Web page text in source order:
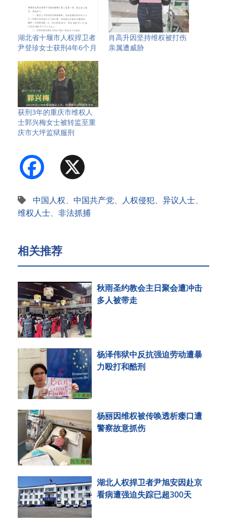
湖北省十堰市人权捍卫者
尹登珍女士获刑4年6个月
肖高升因坚持维权被打伤
亲属遭威胁
获刑3年的重庆市维权人
士郭兴梅女士被转监至重
庆市大坪监狱服刑
Facebook
中国人权、 中国共产党、 人权侵犯、 异议人士、
维权人士、 非法抓捕
相关推荐
秋雨圣约教会主日聚会遭冲击
多人被带走
杨泽伟狱中反抗强迫劳动遭暴
力殴打和酷刑
杨丽因维权被传唤透析瘘口遭
警察故意抓伤
湖北人权捍卫者尹旭安因赴京
看病遭强迫失踪已超300天